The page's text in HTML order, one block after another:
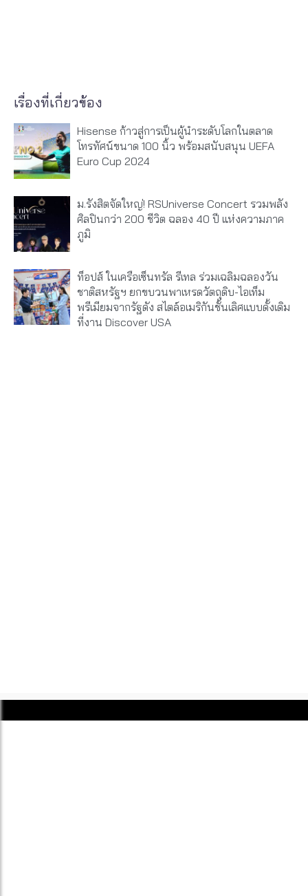
เรื่องที่เกี่ยวข้อง
Hisense ก้าวสู่การเป็นผู้นำระดับโลกในตลาด
โทรทัศน์ขนาด 100 นิ้ว พร้อมสนับสนุน UEFA
Euro Cup 2024
ม.รังสิตจัดใหญ่! RSUniverse Concert รวมพลัง
ศิลปินกว่า 200 ชีวิต ฉลอง 40 ปี แห่งความภาค
ภูมิ
ท็อปส์ ในเครือเซ็นทรัล รีเทล ร่วมเฉลิมฉลองวัน
ชาติสหรัฐฯ ยกขบวนพาเหรดวัตถุดิบ-ไอเท็ม
พรีเมียมจากรัฐดัง สไตล์อเมริกันชั้นเลิศแบบดั้งเดิม
ที่งาน Discover USA